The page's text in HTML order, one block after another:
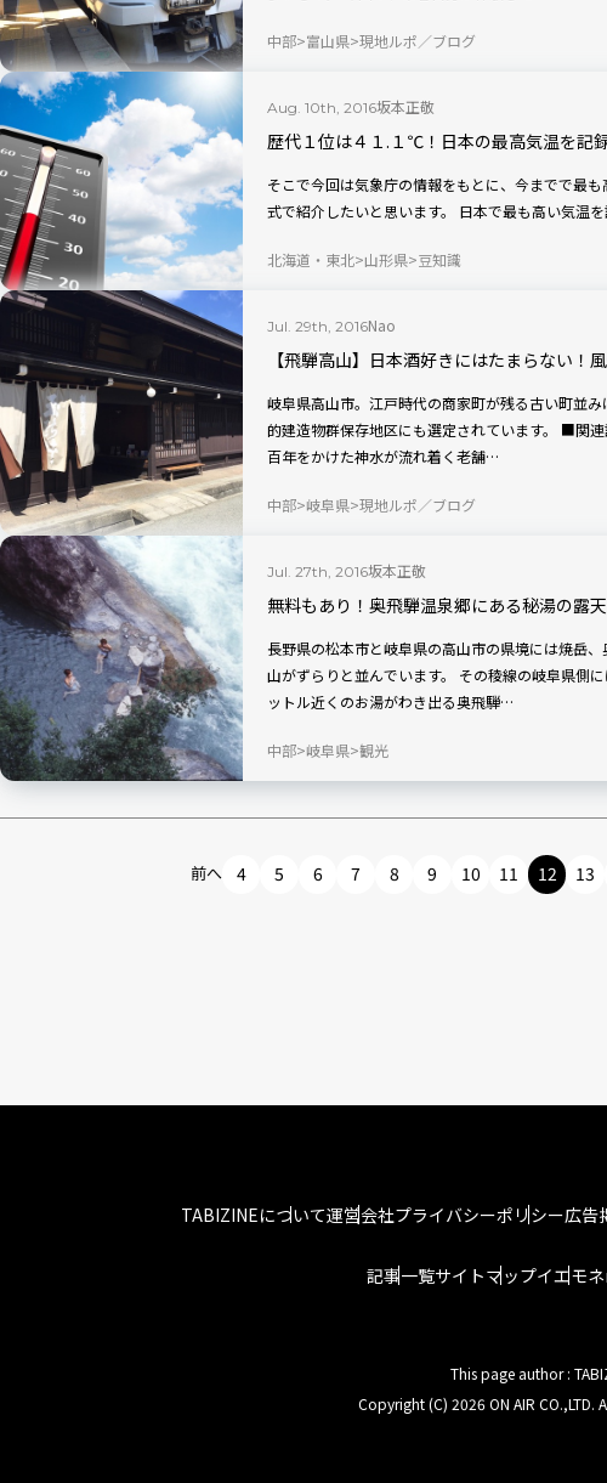
中部 富山県 現地ルポ／ブログ
Aug. 10th, 2016坂本正敬
歴代１位は４１.１℃！日本の最高気温を記
そこで今回は気象庁の情報をもとに、今までで最
北海道・東北 山形県 豆知識
Jul. 29th, 2016Nao
【飛騨高山】日本酒好きにはたまらない！
岐阜県高山市。江戸時代の商家町が残る古い町並
的建造物群保存地区にも選定されています。 ■関連記事 【達人と行くディープ金沢】
百年をかけた神水が流れ着く老舗…
中部 岐阜県 現地ルポ／ブログ
Jul. 27th, 2016坂本正敬
無料もあり！奥飛騨温泉郷にある秘湯の露
長野県の松本市と岐阜県の高山市の県境には焼岳
山がずらりと並んでいます。 その稜線の岐阜県側には、140近くの源泉から毎分3万リ
ットル近くのお湯がわき出る奥飛騨…
中部 岐阜県 観光
前へ 4 5 6 7 8 9 10 11 12 13
TABIZINEについて運営会社プライバシーポリシー広告
記事一覧サイトマップイエモネ
This page author :
Copyright (C) 2026 ON AIR CO.,LTD.